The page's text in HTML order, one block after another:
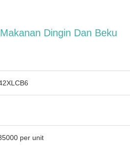
Dingin Dan Beku
per unit